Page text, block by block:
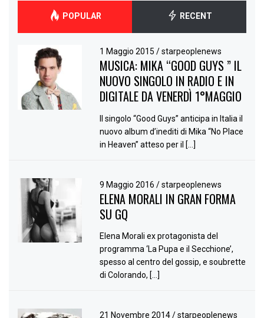
POPULAR RECENT
1 Maggio 2015/ starpeoplenews
MUSICA: MIKA “GOOD GUYS ” IL
NUOVO SINGOLO IN RADIO E IN
DIGITALE DA VENERDÌ 1°MAGGIO
Il singolo “Good Guys” anticipa in Italia il
nuovo album d’inediti di Mika “No Place
in Heaven” atteso per il […]
9 Maggio 2016/ starpeoplenews
ELENA MORALI IN GRAN FORMA
SU GQ
Elena Morali ex protagonista del
programma ‘La Pupa e il Secchione’,
spesso al centro del gossip, e soubrette
di Colorando, […]
21 Novembre 2014/ starpeoplenews